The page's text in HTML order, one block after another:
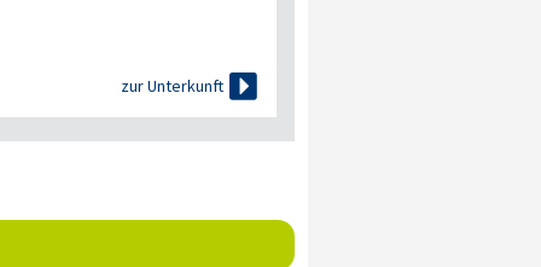
zur Unterkunft 